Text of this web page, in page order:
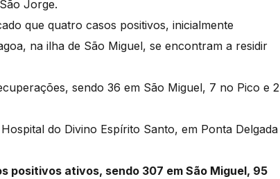
Jorge.
que quatro casos positivos, inicialmente
na ilha de São Miguel, se encontram a residir
sendo 36 em São Miguel, 7 no Pico e 2
do Divino Espírito Santo, em Ponta Delgada
positivos ativos, sendo 307 em São Miguel, 95